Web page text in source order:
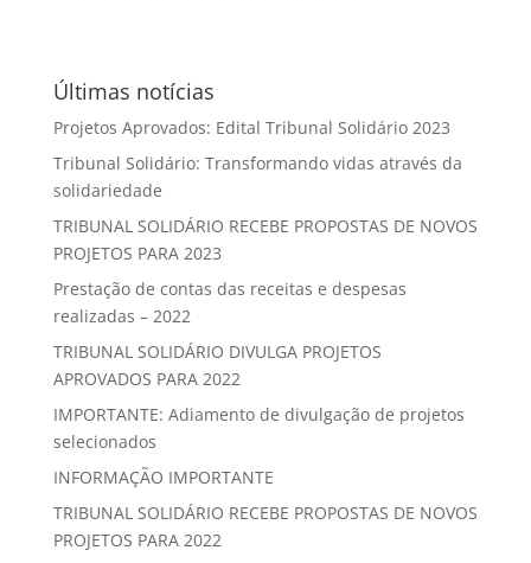
Últimas notícias
Projetos Aprovados: Edital Tribunal Solidário 2023
Tribunal Solidário: Transformando vidas através da
solidariedade
TRIBUNAL SOLIDÁRIO RECEBE PROPOSTAS DE NOVOS
PROJETOS PARA 2023
Prestação de contas das receitas e despesas
realizadas – 2022
TRIBUNAL SOLIDÁRIO DIVULGA PROJETOS
APROVADOS PARA 2022
IMPORTANTE: Adiamento de divulgação de projetos
selecionados
INFORMAÇÃO IMPORTANTE
TRIBUNAL SOLIDÁRIO RECEBE PROPOSTAS DE NOVOS
PROJETOS PARA 2022